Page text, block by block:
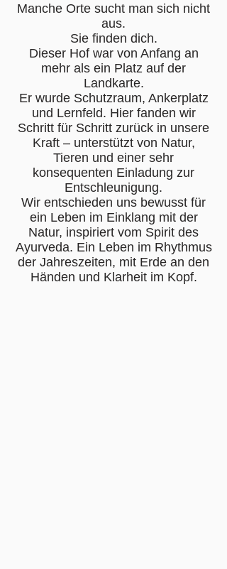
Manche Orte sucht man sich nicht
aus.
Sie finden dich.
Dieser Hof war von Anfang an
mehr als ein Platz auf der
Landkarte.
Er wurde Schutzraum, Ankerplatz
und Lernfeld. Hier fanden wir
Schritt für Schritt zurück in unsere
Kraft – unterstützt von Natur,
Tieren und einer sehr
konsequenten Einladung zur
Entschleunigung.
Wir entschieden uns bewusst für
ein Leben im Einklang mit der
Natur, inspiriert vom Spirit des
Ayurveda. Ein Leben im Rhythmus
der Jahreszeiten, mit Erde an den
Händen und Klarheit im Kopf.